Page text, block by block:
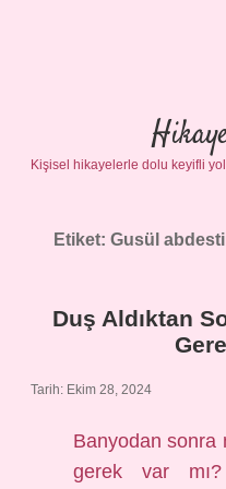
Kişisel hikayelerle dolu keyifli
Etiket: Gusül abdesti
Duş Aldıktan
Tarih: Ekim 28, 2024
Banyodan sonra
gerek var